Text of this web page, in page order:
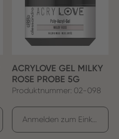
ACRYLOVE GEL MILKY
ROSE PROBE 5G
Produktnummer: 02-098